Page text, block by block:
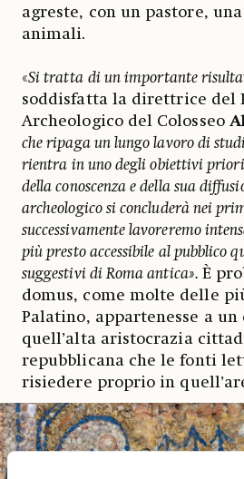
agreste, con un pastore,
animali.
«Si tratta di un importante
soddisfatta la direttrice del
Archeologico del Colosseo
che ripaga un lungo lavoro di
rientra in uno degli obiettivi
della conoscenza e della sua
archeologico si concluderà nei
successivamente lavoreremo
più presto accessibile al pubblico
suggestivi di Roma antica». È
domus, come molte delle
Palatino, appartenesse a un
quell’alta aristocrazia
repubblicana che le fonti
risiedere proprio in